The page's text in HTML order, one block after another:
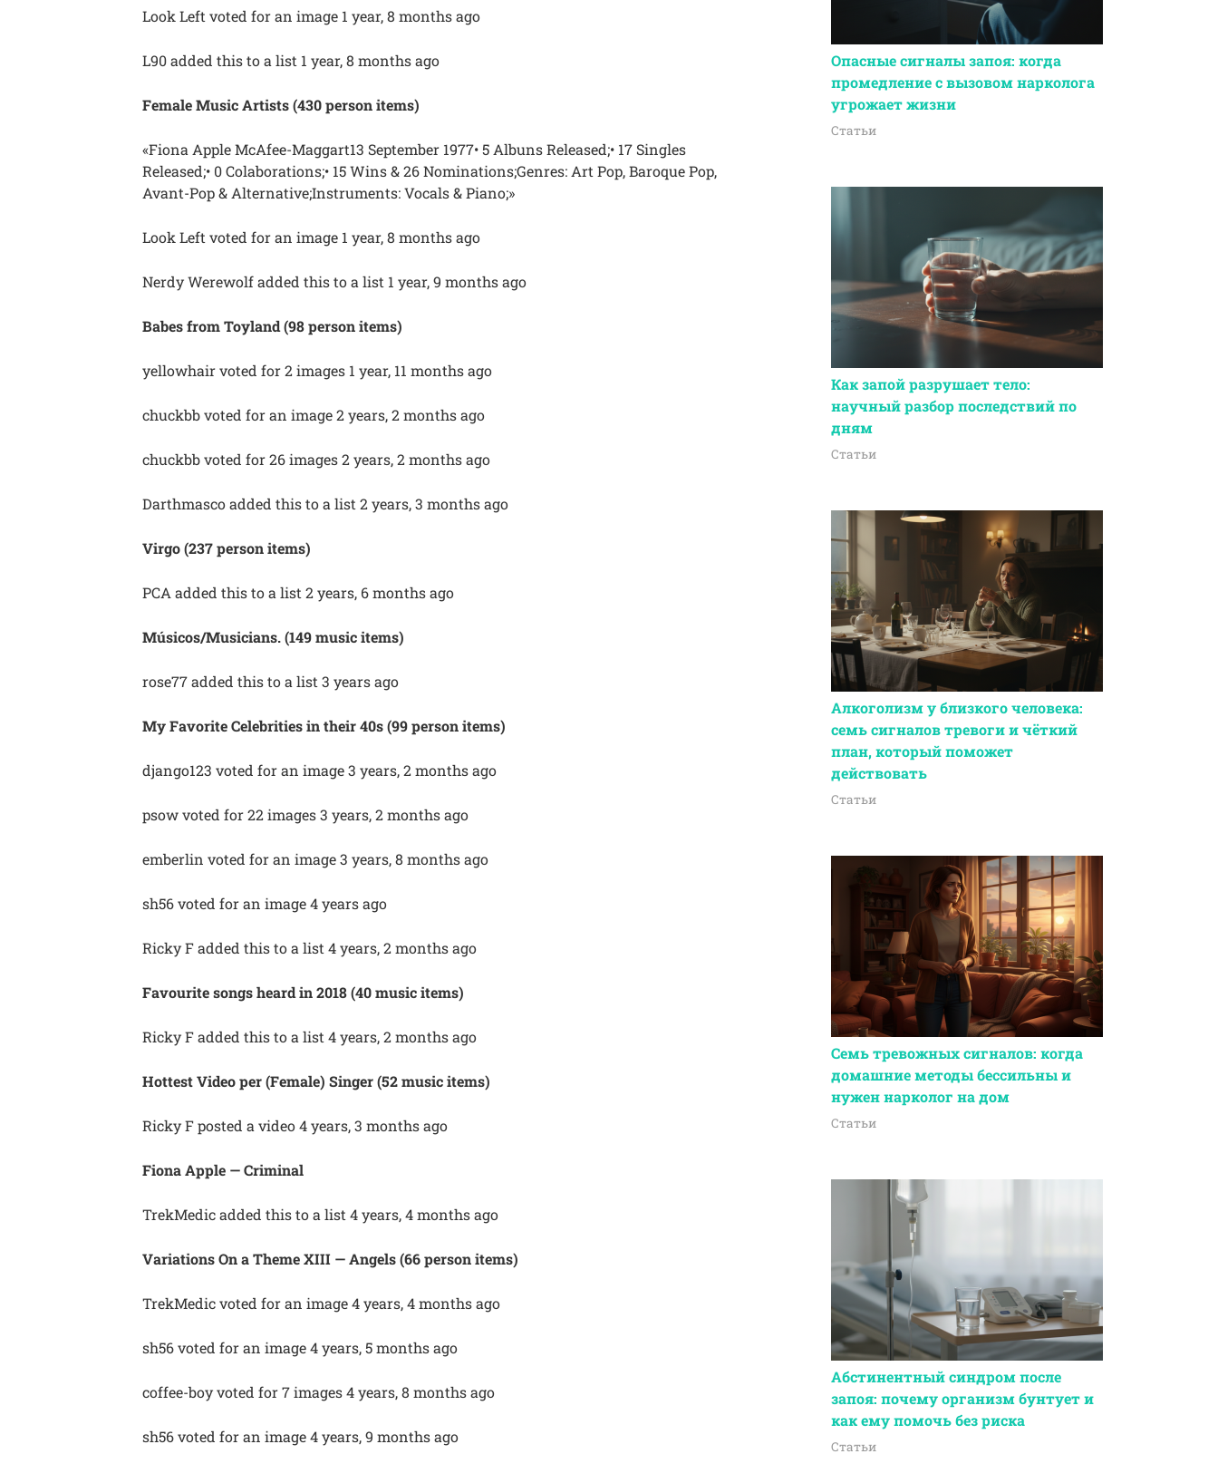
Look Left voted for an image 1 year, 8 months ago
L90 added this to a list 1 year, 8 months ago
Female Music Artists (430 person items)
«Fiona Apple McAfee-Maggart13 September 1977• 5 Albuns Released;• 17 Singles
Released;• 0 Colaborations;• 15 Wins & 26 Nominations;Genres: Art Pop, Baroque Pop,
Avant-Pop & Alternative;Instruments: Vocals & Piano;»
Look Left voted for an image 1 year, 8 months ago
Nerdy Werewolf added this to a list 1 year, 9 months ago
Babes from Toyland (98 person items)
yellowhair voted for 2 images 1 year, 11 months ago
chuckbb voted for an image 2 years, 2 months ago
chuckbb voted for 26 images 2 years, 2 months ago
Darthmasco added this to a list 2 years, 3 months ago
Virgo (237 person items)
PCA added this to a list 2 years, 6 months ago
Músicos/Musicians. (149 music items)
rose77 added this to a list 3 years ago
My Favorite Celebrities in their 40s (99 person items)
django123 voted for an image 3 years, 2 months ago
psow voted for 22 images 3 years, 2 months ago
emberlin voted for an image 3 years, 8 months ago
sh56 voted for an image 4 years ago
Ricky F added this to a list 4 years, 2 months ago
Favourite songs heard in 2018 (40 music items)
Ricky F added this to a list 4 years, 2 months ago
Hottest Video per (Female) Singer (52 music items)
Ricky F posted a video 4 years, 3 months ago
Fiona Apple — Criminal
TrekMedic added this to a list 4 years, 4 months ago
Variations On a Theme XIII — Angels (66 person items)
TrekMedic voted for an image 4 years, 4 months ago
sh56 voted for an image 4 years, 5 months ago
coffee-boy voted for 7 images 4 years, 8 months ago
sh56 voted for an image 4 years, 9 months ago
Опасные сигналы запоя: когда
промедление с вызовом нарколога
угрожает жизни
Статьи
Как запой разрушает тело:
научный разбор последствий по
дням
Статьи
Алкоголизм у близкого человека:
семь сигналов тревоги и чёткий
план, который поможет
действовать
Статьи
Семь тревожных сигналов: когда
домашние методы бессильны и
нужен нарколог на дом
Статьи
Абстинентный синдром после
запоя: почему организм бунтует и
как ему помочь без риска
Статьи